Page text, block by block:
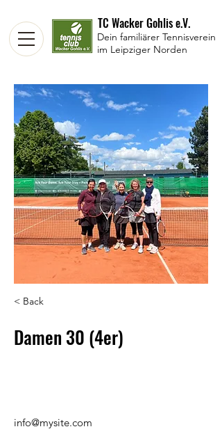
TC Wacker Gohlis e.V.
Dein familiärer Tennisverein
im Leipziger Norden
< Back
Damen 30 (4er)
info@mysite.com